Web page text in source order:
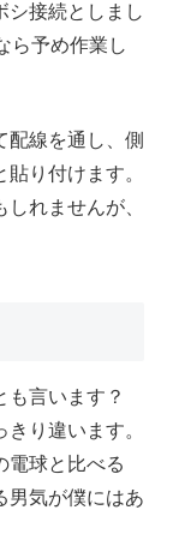
シ接続としまし
ら予め作業し
配線を通し、側
り付けます。
れませんが、
も言います？
り違います。
電球と比べる
男気が僕にはあ